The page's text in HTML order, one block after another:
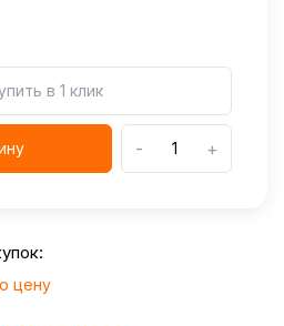
в 1 клик
- +
цену